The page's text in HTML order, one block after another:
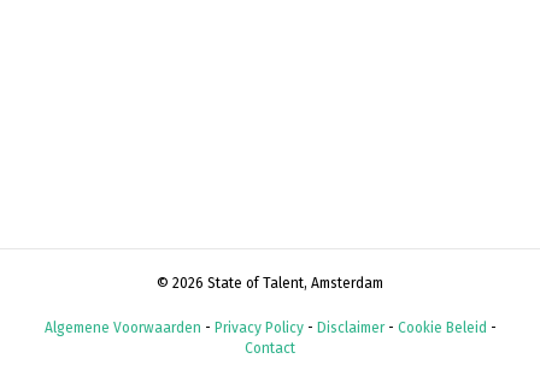
© 2026 State of Talent, Amsterdam
Algemene Voorwaarden - Privacy Policy- Disclaimer- Cookie Beleid -
Contact